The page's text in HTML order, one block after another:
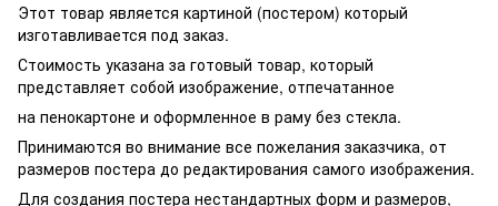
Этот товар является картиной (постером) который
изготавливается под заказ.
Стоимость указана за готовый товар, который
представляет собой изображение, отпечатанное
на пенокартоне и оформленное в раму без стекла.
Принимаются во внимание все пожелания заказчика, от
размеров постера до редактирования самого изображения.
Для создания постера нестандартных форм и размеров,